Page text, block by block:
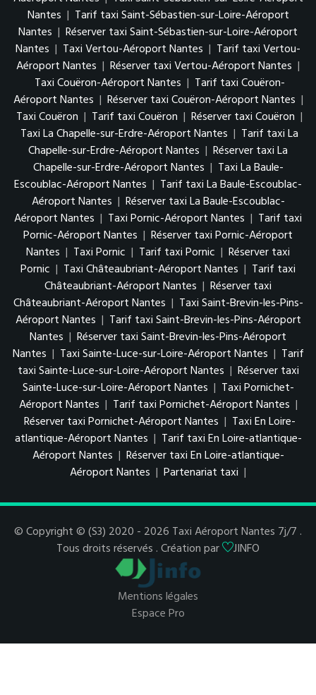
Nantes | Tarif taxi Saint-Sébastien-sur-Loire-Aéroport
Nantes | Réserver taxi Saint-Sébastien-sur-Loire-Aéroport
Nantes | Taxi Vertou-Aéroport Nantes | Tarif taxi Vertou-
Aéroport Nantes | Réserver taxi Vertou-Aéroport Nantes |
Taxi Couëron-Aéroport Nantes | Tarif taxi Couëron-
Aéroport Nantes | Réserver taxi Couëron-Aéroport Nantes |
Taxi Couëron | Tarif taxi Couëron | Réserver taxi Couëron |
Taxi La Chapelle-sur-Erdre-Aéroport Nantes | Tarif taxi La
Chapelle-sur-Erdre-Aéroport Nantes | Réserver taxi La
Chapelle-sur-Erdre-Aéroport Nantes | Taxi La Baule-
Escoublac-Aéroport Nantes | Tarif taxi La Baule-Escoublac-
Aéroport Nantes | Réserver taxi La Baule-Escoublac-
Aéroport Nantes | Taxi Pornic-Aéroport Nantes | Tarif taxi
Pornic-Aéroport Nantes | Réserver taxi Pornic-Aéroport
Nantes | Taxi Pornic | Tarif taxi Pornic | Réserver taxi
Pornic | Taxi Châteaubriant-Aéroport Nantes | Tarif taxi
Châteaubriant-Aéroport Nantes | Réserver taxi
Châteaubriant-Aéroport Nantes | Taxi Saint-Brevin-les-Pins-
Aéroport Nantes | Tarif taxi Saint-Brevin-les-Pins-Aéroport
Nantes | Réserver taxi Saint-Brevin-les-Pins-Aéroport
Nantes | Taxi Sainte-Luce-sur-Loire-Aéroport Nantes | Tarif
taxi Sainte-Luce-sur-Loire-Aéroport Nantes | Réserver taxi
Sainte-Luce-sur-Loire-Aéroport Nantes | Taxi Pornichet-
Aéroport Nantes | Tarif taxi Pornichet-Aéroport Nantes |
Réserver taxi Pornichet-Aéroport Nantes | Taxi En Loire-
atlantique-Aéroport Nantes | Tarif taxi En Loire-atlantique-
Aéroport Nantes | Réserver taxi En Loire-atlantique-
Aéroport Nantes | Partenariat taxi |
© Copyright © (S3) 2020 - 2026 Taxi Aéroport Nantes 7j/7 .
Tous droits réservés . Création par
JINFO
Mentions légales
Espace Pro